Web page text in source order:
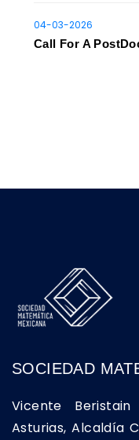
04-03-2026
Call For A
SOCIEDAD
Vicente
Asturias, Alcaldía